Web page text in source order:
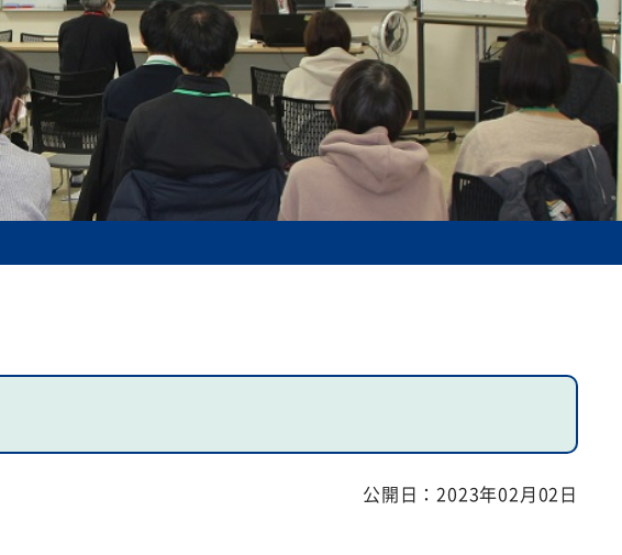
社会福祉協議会の機能 長泉町社会福祉協議会の概要
障がい者福祉 相談・貸付
事業計画 予算
役員等名簿 社会福祉充実計画
公開日：2023年02月02日